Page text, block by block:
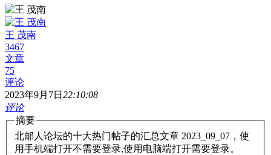
王 茂南
3467
文章
75
评论
2023年9月7日 22:10:08
评论
摘要
北邮人论坛的十大热门帖子的汇总文章 2023_09_07，使
用手机端打开不需要登录,使用电脑端打开需要登录。